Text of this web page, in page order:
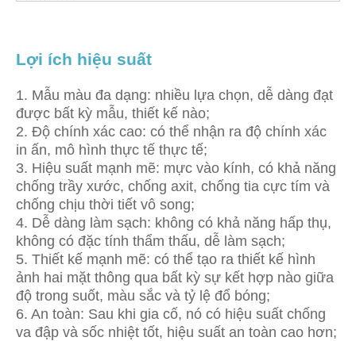
Lợi ích hiệu suất
1. Mẫu màu đa dạng: nhiều lựa chọn, dễ dàng đạt
được bất kỳ mẫu, thiết kế nào;
2. Độ chính xác cao: có thể nhận ra độ chính xác
in ấn, mô hình thực tế thực tế;
3. Hiệu suất mạnh mẽ: mực vào kính, có khả năng
chống trầy xước, chống axit, chống tia cực tím và
chống chịu thời tiết vô song;
4. Dễ dàng làm sạch: không có khả năng hấp thụ,
không có đặc tính thẩm thấu, dễ làm sạch;
5. Thiết kế mạnh mẽ: có thể tạo ra thiết kế hình
ảnh hai mặt thông qua bất kỳ sự kết hợp nào giữa
độ trong suốt, màu sắc và tỷ lệ đổ bóng;
6. An toàn: Sau khi gia cố, nó có hiệu suất chống
va đập và sốc nhiệt tốt, hiệu suất an toàn cao hơn;